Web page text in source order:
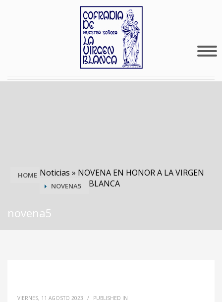
HOME Noticias » NOVENA EN HONOR A LA VIRGEN
BLANCA
NOVENA5
novena5
VIERNES, 11 AGOSTO 2023 / PUBLISHED IN